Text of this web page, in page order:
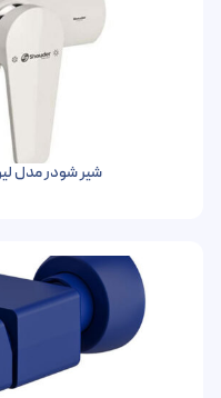
شیر شودر مدل